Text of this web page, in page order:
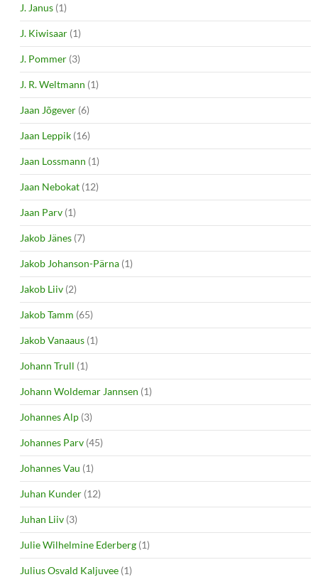
J. Janus (1)
J. Kiwisaar (1)
J. Pommer (3)
J. R. Weltmann (1)
Jaan Jõgever (6)
Jaan Leppik (16)
Jaan Lossmann (1)
Jaan Nebokat (12)
Jaan Parv (1)
Jakob Jänes (7)
Jakob Johanson-Pärna (1)
Jakob Liiv (2)
Jakob Tamm (65)
Jakob Vanaaus (1)
Johann Trull (1)
Johann Woldemar Jannsen (1)
Johannes Alp (3)
Johannes Parv (45)
Johannes Vau (1)
Juhan Kunder (12)
Juhan Liiv (3)
Julie Wilhelmine Ederberg (1)
Julius Osvald Kaljuvee (1)